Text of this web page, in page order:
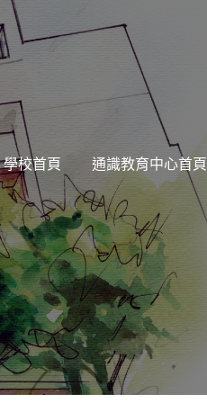
學校首頁 通識教育中心首頁